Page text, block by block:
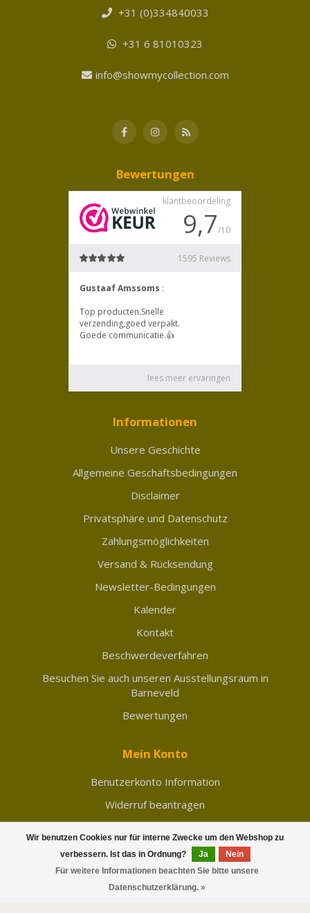
Wir benutzen Cookies nur für interne Zwecke um den Webshop zu
verbessern. Ist das in Ordnung?
Ja
Nein
Für weitere Informationen beachten Sie bitte unsere
Datenschutzerklärung. »
+31 (0)334840033
+31 6 81010323
info@showmycollection.com
Bewertungen
Informationen
Unsere Geschichte
Allgemeine Geschäftsbedingungen
Disclaimer
Privatsphäre und Datenschutz
Zahlungsmöglichkeiten
Versand & Rücksendung
Newsletter-Bedingungen
Kalender
Kontakt
Beschwerdeverfahren
Besuchen Sie auch unseren Ausstellungsraum in
Barneveld
Bewertungen
Mein Konto
Benutzerkonto Information
Widerruf beantragen
Meine Nachrichten (Tickets)
Mein Wunschzettel
FILTER